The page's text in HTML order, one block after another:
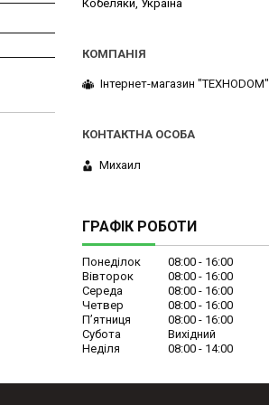
Кобеляки, Україна
Інтернет-магазин "ТЕХНОDOM"
Михаил
ГРАФІК РОБОТИ
Понеділок 08:00
16:00
Вівторок
08:00
16:00
Середа
08:00
16:00
Четвер
08:00
16:00
Пʼятниця
08:00
16:00
Субота
Вихідний
Неділя
08:00 14:00